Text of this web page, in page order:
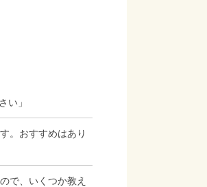
い」
。おすすめはあり
で、いくつか教え